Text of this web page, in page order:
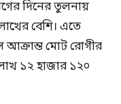
দিনের তুলনায়
বেশি। এতে
আক্রান্ত মোট রোগীর
১২ হাজার ১২০